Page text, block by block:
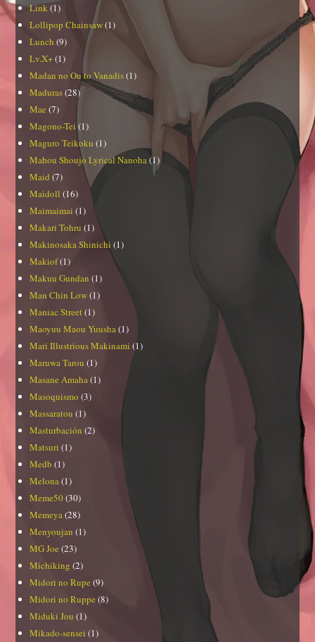
Link (1)
Lollipop Chainsaw(1)
Lunch (9)
Lv.X+(1)
Madan no Ou to Vanadis(1)
Maduras(28)
Mae (7)
Magono-Tei (1)
Maguro Teikoku (1)
Mahou Shoujo Lyrical Nanoha (1)
Maid (7)
Maidoll (16)
Maimaimai (1)
Makari Tohru (1)
Makinosaka Shinichi (1)
Makiof(1)
Makuu Gundan (1)
Man Chin Low(1)
Maniac Street (1)
Maoyuu Maou Yuusha (1)
Mari Illustrious Makinami (1)
Maruwa Tarou (1)
Masane Amaha (1)
Masoquismo (3)
Massaratou (1)
Masturbación (2)
Matsuri (1)
Medb (1)
Melona (1)
Meme50 (30)
Memeya (28)
Menyoujan (1)
MG Joe (23)
Michiking (2)
Midori no Rupe (9)
Midori no Ruppe (8)
Miduki Jou (1)
Mikado-sensei (1)